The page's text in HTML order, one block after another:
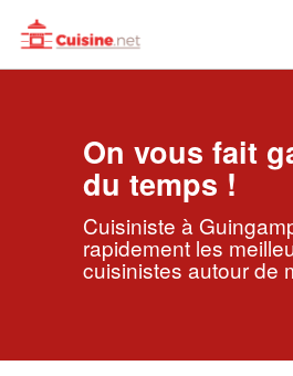
On vous fait
du temps !
Cuisiniste à
rapidement les
cuisinistes autour de